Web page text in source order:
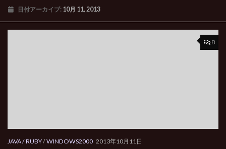
日付アーカイブ: 10月 11, 2013
8
JAVA / RUBY/WINDOWS2000 2013年10月11日